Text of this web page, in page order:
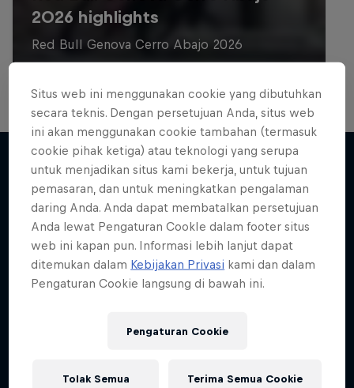
Share this event
Situs web ini menggunakan cookie yang dibutuhkan
secara teknis. Dengan persetujuan Anda, situs web
ini akan menggunakan cookie tambahan (termasuk
cookie pihak ketiga) atau teknologi yang serupa
untuk menjadikan situs kami bekerja, untuk tujuan
pemasaran, dan untuk meningkatkan pengalaman
daring Anda. Anda dapat membatalkan persetujuan
Anda lewat Pengaturan CookIe dalam footer situs
web ini kapan pun. Informasi lebih lanjut dapat
ditemukan dalam Kebijakan Privasi kami dan dalam
Pengaturan Cookie langsung di bawah ini.
Pengaturan Cookie
Tolak Semua Terima Semua Cookie